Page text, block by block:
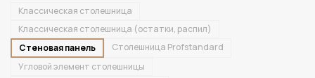
Классическая столешница
Классическая столешница (остатки, распил)
Стеновая панель
Столешница Profstandard
Угловой элемент столешницы